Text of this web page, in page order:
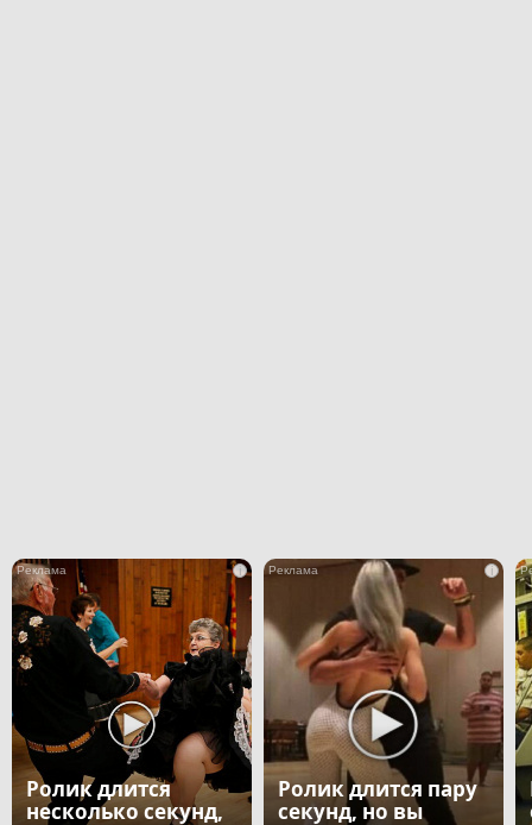
i
Ролик длится
несколько секунд,
i
Ролик длится пару
секунд, но вы